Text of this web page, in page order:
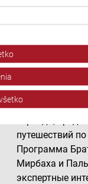
легендарного
Научной
Крумлов.
Научной
Богемия.
380
периода,
путешествий
Программа
Мирбаха и
экспертные